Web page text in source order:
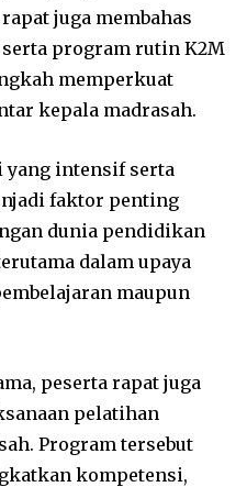
juga membahas
serta program rutin K2M
memperkuat
kepala madrasah.
intensif serta
faktor penting
dunia pendidikan
dalam upaya
maupun
peserta rapat juga
pelatihan
Program tersebut
kompetensi,